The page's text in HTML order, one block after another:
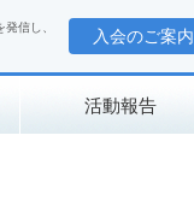
信し、
入会のご案内
活動報告